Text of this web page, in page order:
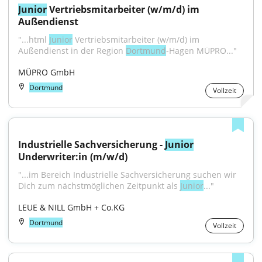
Junior Vertriebsmitarbeiter (w/m/d) im
Außendienst
"...html Junior Vertriebsmitarbeiter (w/m/d) im
Außendienst in der Region Dortmund-Hagen MÜPRO..."
MÜPRO GmbH
Dortmund Vollzeit
Industrielle Sachversicherung - Junior
Underwriter:in (m/w/d)
"...im Bereich Industrielle Sachversicherung suchen wir
Dich zum nächstmöglichen Zeitpunkt als Junior..."
LEUE & NILL GmbH + Co.KG
Dortmund Vollzeit